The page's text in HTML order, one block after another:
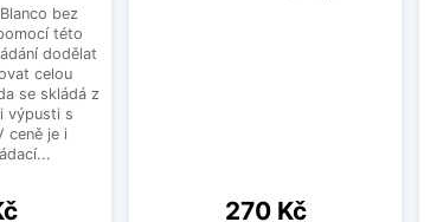
bez
této
dodělat
celou
se skládá z
výpusti s
ceně je i
Cena
270 Kč